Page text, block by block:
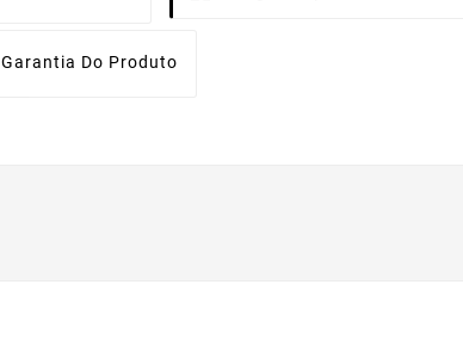
Garantia Do Produto